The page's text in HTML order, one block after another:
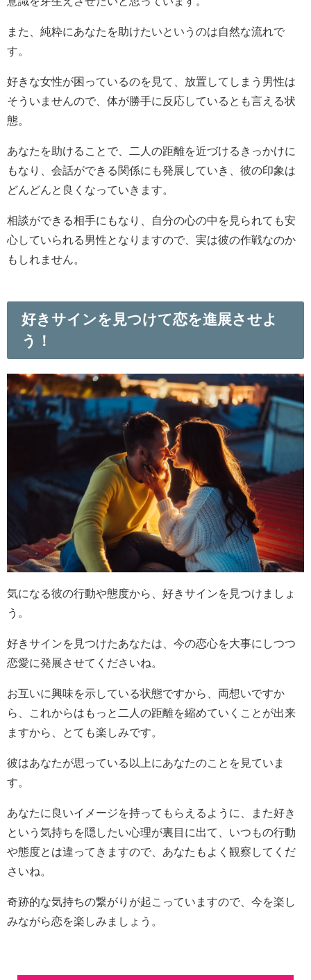
また、純粋にあなたを助けたいというのは自然な流れで
す。
好きな女性が困っているのを見て、放置してしまう男性は
そういませんので、体が勝手に反応しているとも言える状
態。
あなたを助けることで、二人の距離を近づけるきっかけに
もなり、会話ができる関係にも発展していき、彼の印象は
どんどんと良くなっていきます。
相談ができる相手にもなり、自分の心の中を見られても安
心していられる男性となりますので、実は彼の作戦なのか
もしれません。
好きサインを見つけて恋を進展させよ
う！
気になる彼の行動や態度から、好きサインを見つけましょ
う。
好きサインを見つけたあなたは、今の恋心を大事にしつつ
恋愛に発展させてくださいね。
お互いに興味を示している状態ですから、両想いですか
ら、これからはもっと二人の距離を縮めていくことが出来
ますから、とても楽しみです。
彼はあなたが思っている以上にあなたのことを見ていま
す。
あなたに良いイメージを持ってもらえるように、また好き
という気持ちを隠したい心理が裏目に出て、いつもの行動
や態度とは違ってきますので、あなたもよく観察してくだ
さいね。
奇跡的な気持ちの繋がりが起こっていますので、今を楽し
みながら恋を楽しみましょう。